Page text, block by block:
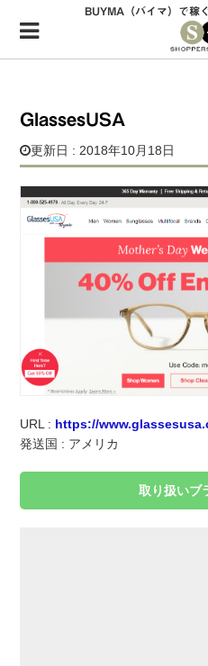
Menu
HOME
ファッショントレンドを発信！
BUYMAで人気のブランド
パーソナルショッパー指南書
BUYMA（バイマ）で稼
GlassesUSA
更新日 : 2018年10月18日
URL : https://
発送国 : アメリカ
取り扱いブ